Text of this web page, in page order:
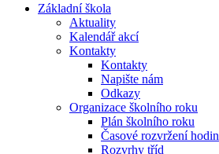
Základní škola
Aktuality
Kalendář akcí
Kontakty
Kontakty
Napište nám
Odkazy
Organizace školního roku
Plán školního roku
Časové rozvržení hodin
Rozvrhy tříd